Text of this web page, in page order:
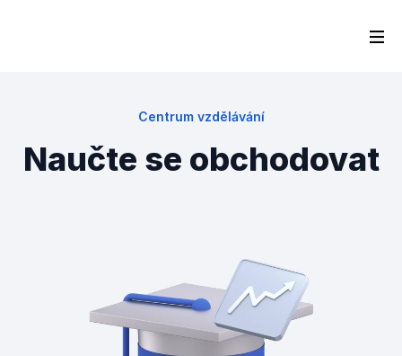
Centrum vzdělávání
Naučte se obchodovat